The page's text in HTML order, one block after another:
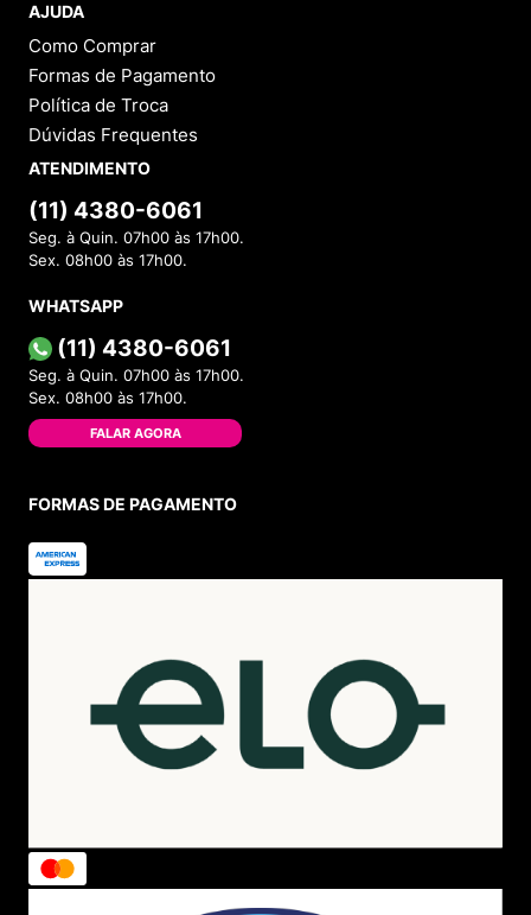
AJUDA
Como Comprar
Formas de Pagamento
Política de Troca
Dúvidas Frequentes
ATENDIMENTO
(11) 4380-6061
Seg. à Quin. 07h00 às 17h00.
Sex. 08h00 às 17h00.
WHATSAPP
(11) 4380-6061
Seg. à Quin. 07h00 às 17h00.
Sex. 08h00 às 17h00.
FALAR AGORA
FORMAS DE PAGAMENTO